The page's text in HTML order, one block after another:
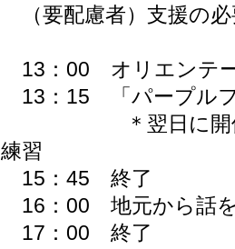
（要配慮者）支援の
13：00 オリエンテ
13：15 「パープルフ
＊翌日に開催す
練習
15：45 終了
16：00 地元から話
17：00 終了